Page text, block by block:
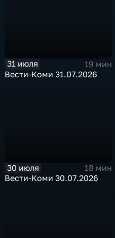
31 июля
19 мин
Вести-Коми 31.07.2026
30 июля
18 мин
Вести-Коми 30.07.2026